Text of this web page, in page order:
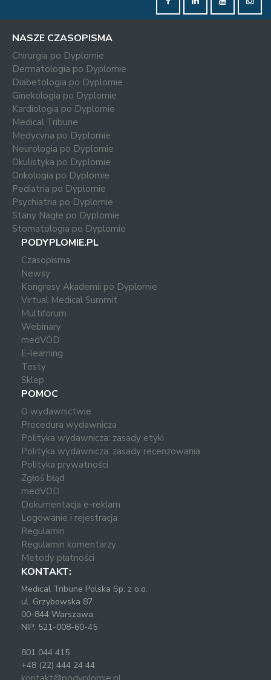
NASZE CZASOPISMA
Chirurgia po Dyplomie
Dermatologia po Dyplomie
Diabetologia po Dyplomie
Ginekologia po Dyplomie
Kardiologia po Dyplomie
Medical Tribune
Medycyna po Dyplomie
Neurologia po Dyplomie
Okulistyka po Dyplomie
Onkologia po Dyplomie
Pediatria po Dyplomie
Psychiatria po Dyplomie
Stany Nagłe po Dyplomie
Stomatologia po Dyplomie
PODYPLOMIE.PL
Czasopisma
Newsy
Kongresy Akademii po Dyplomie
Virtual Medical Summit
Multiforum
Webinary
medVOD
E-learning
Testy
Sklep
POMOC
O wydawnictwie
Procedura wydawnicza
Polityka wydawnicza: zasady etyki
Polityka wydawnicza: zasady recenzowania
Polityka prywatności
Zgłoś błąd
medVOD
Dokumentacja e-reklam
Logowanie i rejestracja
Regulamin
Regulamin komentarzy
Metody płatności
KONTAKT:
Medical Tribune Polska Sp. z o.o.
ul. Grzybowska 87
00-844 Warszawa
NIP: 521-008-60-45
801 044 415
+48 (22) 444 24 44